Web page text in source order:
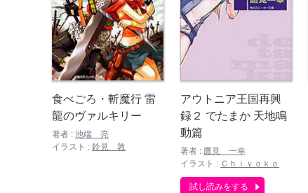
食べごろ・斬魔行 雷
龍のヴァルキリー
著者 : 池端 亮
イラスト : 鈴見 敦
アウトニア王国再興
録２ でたまか 天地鳴
動篇
著者 : 鷹見 一幸
イラスト : Ｃｈｉｙｏｋｏ
試し読みをする